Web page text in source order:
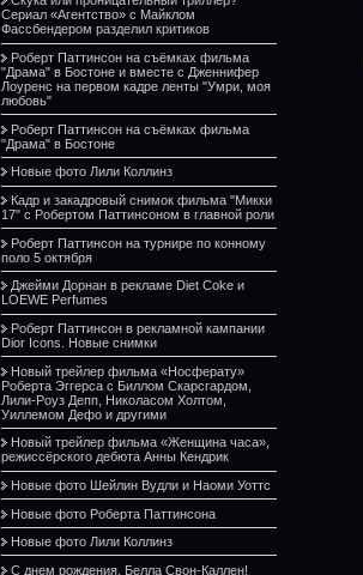
Сериал «Агентство» с Майклом
Фассбендером разделил критиков
Роберт Паттинсон на съёмках фильма
"Драма" в Бостоне и вместе с Дженнифер
Лоуренс на первом кадре ленты "Умри, моя
любовь"
Роберт Паттинсон на съёмках фильма
"Драма" в Бостоне
Новые фото Лили Коллинз
Кадр и закадровый снимок фильма "Микки
17" с Робертом Паттинсоном в главной роли
Роберт Паттинсон на турнире по конному
поло 5 октября
Джейми Дорнан в рекламе Diet Coke и
LOEWE Perfumes
Роберт Паттинсон в рекламной кампании
Dior Icons. Новые снимки
Новый трейлер фильма «Носферату»
Роберта Эггерса с Биллом Скарсгардом,
Лили-Роуз Депп, Николасом Холтом,
Уиллемом Дефо и другими
Новый трейлер фильма «Женщина часа»,
режиссёрского дебюта Анны Кендрик
Новые фото Шейлин Вудли и Наоми Уоттс
Новые фото Роберта Паттинсона
Новые фото Лили Коллинз
С днем рождения, Белла Свон-Каллен!